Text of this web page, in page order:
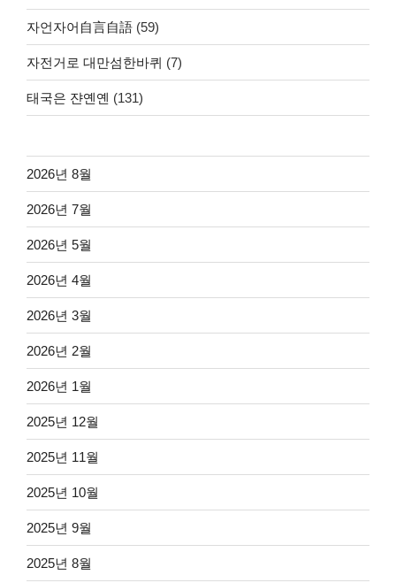
자언자어自言自語 (59)
자전거로 대만섬한바퀴 (7)
태국은 쟌옌옌 (131)
2026년 8월
2026년 7월
2026년 5월
2026년 4월
2026년 3월
2026년 2월
2026년 1월
2025년 12월
2025년 11월
2025년 10월
2025년 9월
2025년 8월